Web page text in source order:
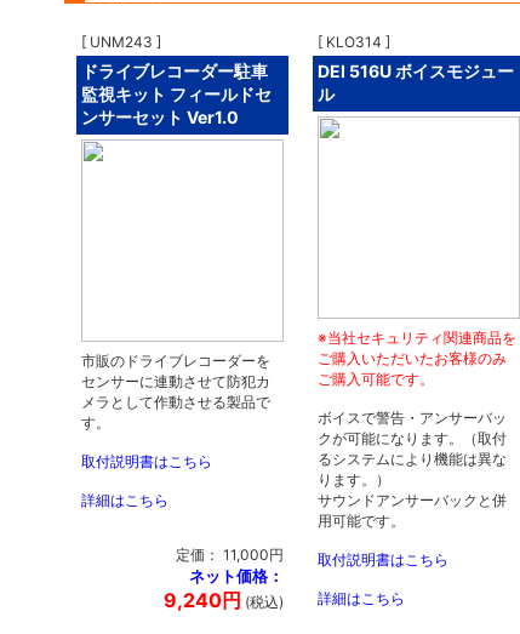
[ UNM243 ]
ドライブレコーダー駐車
監視キット フィールドセ
ンサーセット Ver1.0
市販のドライブレコーダーを
センサーに連動させて防犯カ
メラとして作動させる製品で
す。
取付説明書はこちら
詳細はこちら
定価： 11,000円
ネット価格：
9,240円 (税込)
[ KLO314 ]
DEI 516U ボイスモジュー
ル
※当社セキュリティ関連商品を
ご購入いただいたお客様のみ
ご購入可能です。
ボイスで警告・アンサーバッ
クが可能になります。（取付
るシステムにより機能は異な
ります。）
サウンドアンサーバックと併
用可能です。
取付説明書はこちら
詳細はこちら